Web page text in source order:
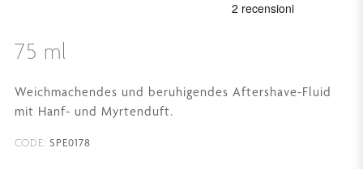
75 ml
Weichmachendes und beruhigendes Aftershave-Fluid
mit Hanf- und Myrtenduft.
CODE: SPE0178